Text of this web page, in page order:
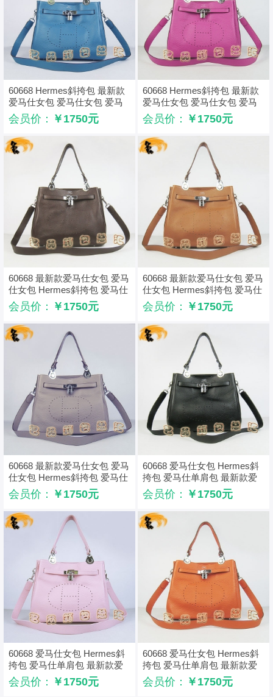
60668 Hermes斜挎包 最新款
爱马仕女包 爱马仕女包 爱马
仕单肩包 中蓝色
会员价： ￥1750元
60668 Hermes斜挎包 最新款
爱马仕女包 爱马仕女包 爱马
仕单肩包 桃红色
会员价： ￥1750元
60668 最新款爱马仕女包 爱马
仕女包 Hermes斜挎包 爱马仕
单肩包 深啡色
会员价： ￥1750元
60668 最新款爱马仕女包 爱马
仕女包 Hermes斜挎包 爱马仕
单肩包 浅啡色
会员价： ￥1750元
60668 最新款爱马仕女包 爱马
仕女包 Hermes斜挎包 爱马仕
单肩包 灰色
会员价： ￥1750元
60668 爱马仕女包 Hermes斜
挎包 爱马仕单肩包 最新款爱
马仕女包 黑色
会员价： ￥1750元
60668 爱马仕女包 Hermes斜
挎包 爱马仕单肩包 最新款爱
马仕女包 粉红色
会员价： ￥1750元
60668 爱马仕女包 Hermes斜
挎包 爱马仕单肩包 最新款爱
马仕女包 橙色
会员价： ￥1750元